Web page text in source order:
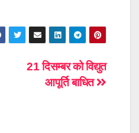
21 दिसम्बर को विद्युत
आपूर्ति बाधित